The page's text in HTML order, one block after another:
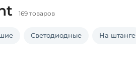
169 товаров
Светодиодные На штанге